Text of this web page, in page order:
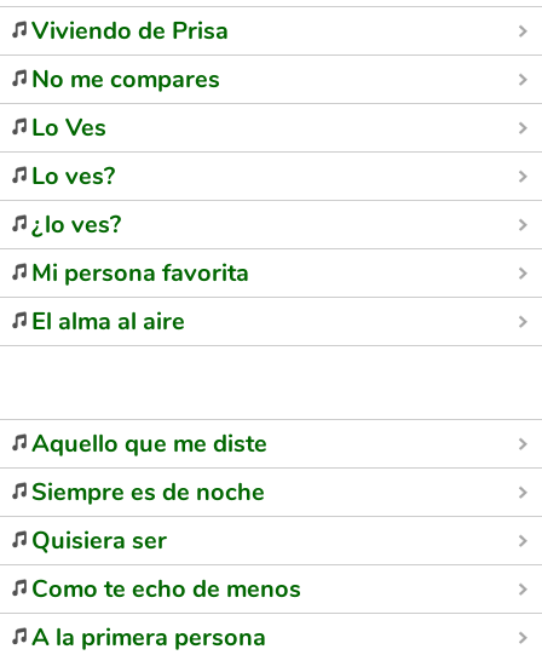
Viviendo de Prisa
No me compares
Lo Ves
Lo ves?
¿lo ves?
Mi persona favorita
El alma al aire
Aquello que me diste
Siempre es de noche
Quisiera ser
Como te echo de menos
A la primera persona